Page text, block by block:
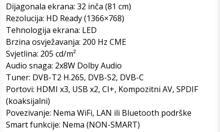
Dijagonala ekrana: 32 inča (81 cm)
Rezolucija: HD Ready (1366×768)
Tehnologija ekrana: LED
Brzina osvježavanja: 200 Hz CME
Svjetlina: 205 cd/m²
Audio snaga: 2x8W Dolby Audio
Tuner: DVB-T2 H.265, DVB-S2, DVB-C
Portovi: HDMI x3, USB x2, CI+, Kompozitni AV, SPDIF
(koaksijalni)
Povezivanje: Nema WiFi, LAN ili Bluetooth podrške
Smart funkcije: Nema (NON-SMART)